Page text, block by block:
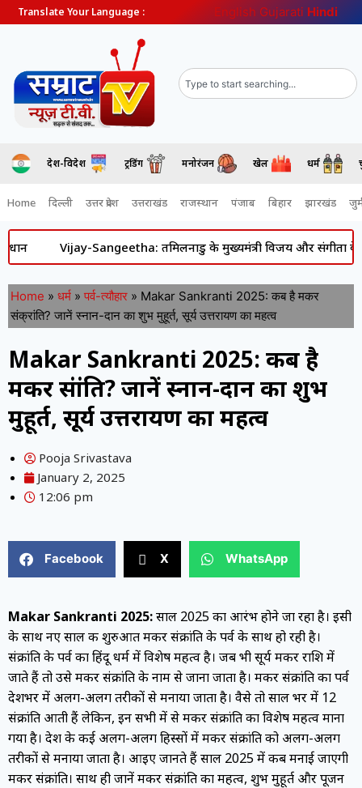
Translate Your Language : English Gujarati Hindi
देश-विदेश ट्रेंडिंग मनोरंजन खेल धर्म
Home दिल्ली उत्तर प्रदेश उत्तराखंड राजस्थान पंजाब बिहार झारखंड
Vijay-Sangeetha: तमिलनाडु के मुख्यमंत्री विजय और संगीता के रिश्ते में
Home » धर्म » पर्व-त्यौहार » Makar Sankranti 2025: कब है मकर
संक्रांति? जानें स्नान-दान का शुभ मुहूर्त, सूर्य उत्तरायण का महत्व
Makar Sankranti 2025: कब है
मकर संक्रांति? जानें स्नान-दान का शुभ
मुहूर्त, सूर्य उत्तरायण का महत्व
Pooja Srivastava
January 2, 2025
12:06 pm
Facebook X WhatsApp
Makar Sankranti 2025:साल 2025 का आरंभ होने जा रहा है। इसी
के साथ नए साल की शुरुआत मकर संक्रांति के पर्व के साथ हो रही है।
संक्रांति के पर्व का हिंदू धर्म में विशेष महत्व है। जब भी सूर्य मकर राशि में
जाते हैं तो उसे मकर संक्रांति के नाम से जाना जाता है। मकर संक्रांति का पर्व
देशभर में अलग-अलग तरीकों से मनाया जाता है। वैसे तो साल भर में 12
संक्रांति आती हैं लेकिन, इन सभी में से मकर संक्रांति का विशेष महत्व माना
गया है। देश के कई अलग-अलग हिस्सों में मकर संक्रांति को अलग-अलग
तरीकों से मनाया जाता है। आइए जानते हैं साल 2025 में कब मनाई जाएगी
मकर संक्रांति। साथ ही जानें मकर संक्रांति का महत्व, शुभ मुहूर्त और पूजन